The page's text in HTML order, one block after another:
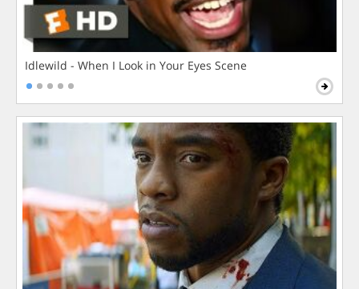
Idlewild - When I Look in Your Eyes Scene